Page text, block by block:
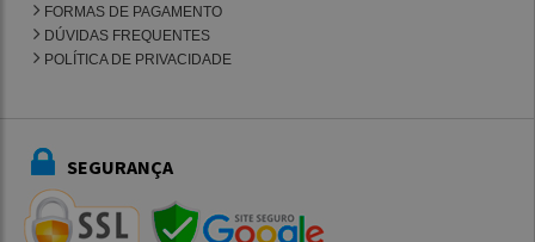
FORMAS DE PAGAMENTO
DÚVIDAS FREQUENTES
POLÍTICA DE PRIVACIDADE
SEGURANÇA